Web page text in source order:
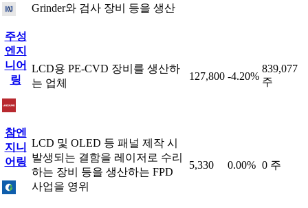
Grinder와 검사 장비 등을 생산
주성
엔지
니어
링
LCD용 PE-CVD 장비를 생산하
는 업체
127,800 -4.20%
839,077
주
참엔
지니
어링
LCD 및 OLED 등 패널 제작 시
발생되는 결함을 레이저로 수리
하는 장비 등을 생산하는 FPD
사업을 영위
5,330 0.00% 0 주